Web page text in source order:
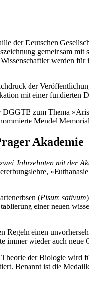
der Deutschen
gemeinsam
werden
der
mit einer fundierten
zum Thema
Mendel
Akademie
Jahrzehnten mit der
(Pisum sativum
einer neuen
Regeln einen
immer wieder auch
der Biologie wird
Benannt ist die